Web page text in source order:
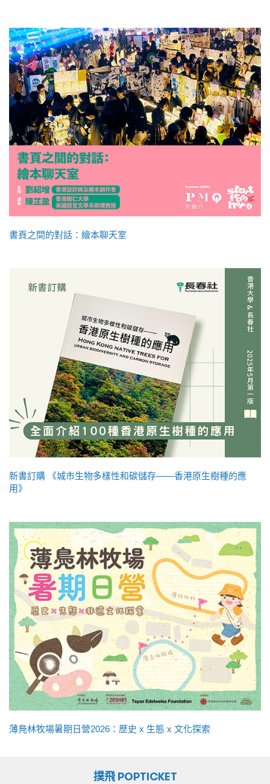
書頁之間的對話：繪本聊天室
新書訂購 《城市生物多樣性和碳儲存——香港原生樹種的應
用》
薄鳧林牧場暑期日營2026：歷史 x 生態 x 文化探索
撲飛 POPTICKET